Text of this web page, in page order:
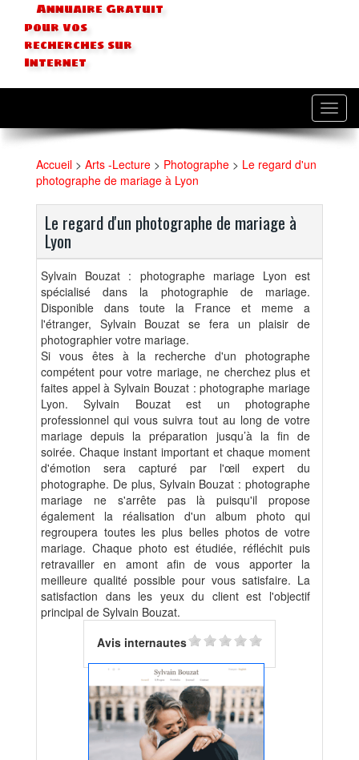
Annuaire Gratuit
pour vos
recherches sur
Internet
Accueil > Arts -Lecture > Photographe > Le regard d'un
photographe de mariage à Lyon
Le regard d'un photographe de mariage à
Lyon
Sylvain Bouzat : photographe mariage Lyon est
spécialisé dans la photographie de mariage.
Disponible dans toute la France et meme a
l'étranger, Sylvain Bouzat se fera un plaisir de
photographier votre mariage.
Si vous êtes à la recherche d'un photographe
compétent pour votre mariage, ne cherchez plus et
faites appel à Sylvain Bouzat : photographe mariage
Lyon. Sylvain Bouzat est un photographe
professionnel qui vous suivra tout au long de votre
mariage depuis la préparation jusqu’à la fin de
soirée. Chaque instant important et chaque moment
d'émotion sera capturé par l'œil expert du
photographe. De plus, Sylvain Bouzat : photographe
mariage ne s'arrête pas là puisqu'il propose
également la réalisation d'un album photo qui
regroupera toutes les plus belles photos de votre
mariage. Chaque photo est étudiée, réfléchit puis
retravailler en amont afin de vous apporter la
meilleure qualité possible pour vous satisfaire. La
satisfaction dans les yeux du client est l'objectif
principal de Sylvain Bouzat.
Avis internautes